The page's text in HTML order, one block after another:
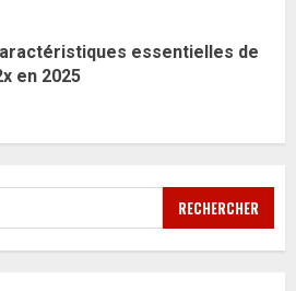
essentielles de
en 2025